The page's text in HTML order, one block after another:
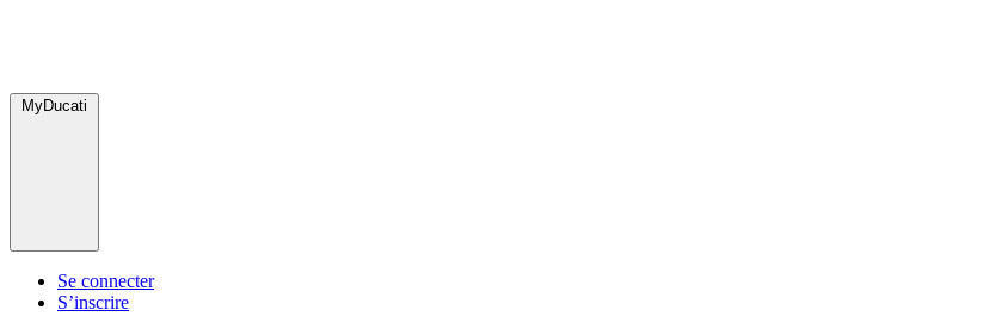
MyDucati
Se connecter
S’inscrire